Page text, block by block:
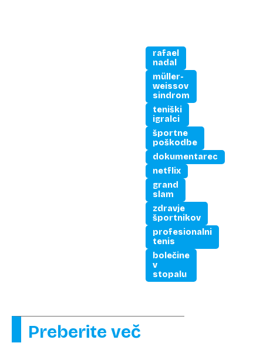
rafael
nadal
müller-
weissov
sindrom
teniški
igralci
športne
poškodbe
dokumentarec
netflix
grand
slam
zdravje
športnikov
profesionalni
tenis
bolečine
v
stopalu
Preberite več